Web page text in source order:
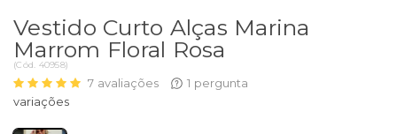
Vestido Curto Alças Marina
Marrom Floral Rosa
(Cód. 40958)
7 avaliações 1 pergunta